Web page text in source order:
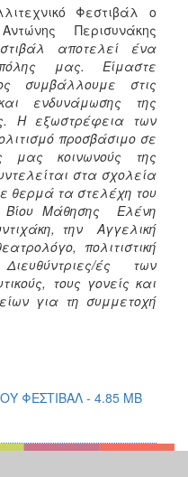
Φεστιβάλ ο
Περισυνάκης
αποτελεί ένα
μας. Είμαστε
συμβάλλουμε στις
ενδυνάμωσης της
Η εξωστρέφεια των
προσβάσιμο σε
μας κοινωνούς της
στα σχολεία
θερμά τα στελέχη του
Μάθησης
Ελένη
την
Αγγελική
πολιτιστική
ές των
τους γονείς και
για τη συμμετοχή
ΦΕΣΤΙΒΑΛ - 4.85 MB